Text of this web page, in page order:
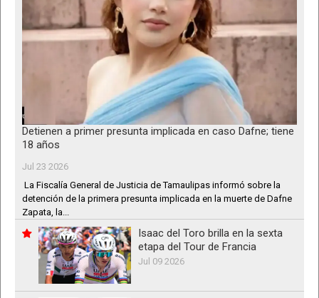
Detienen a primer presunta implicada en caso Dafne; tiene
18 años
Jul 23 2026
La Fiscalía General de Justicia de Tamaulipas informó sobre la
detención de la primera presunta implicada en la muerte de Dafne
Zapata, la...
Isaac del Toro brilla en la sexta
etapa del Tour de Francia
Jul 09 2026